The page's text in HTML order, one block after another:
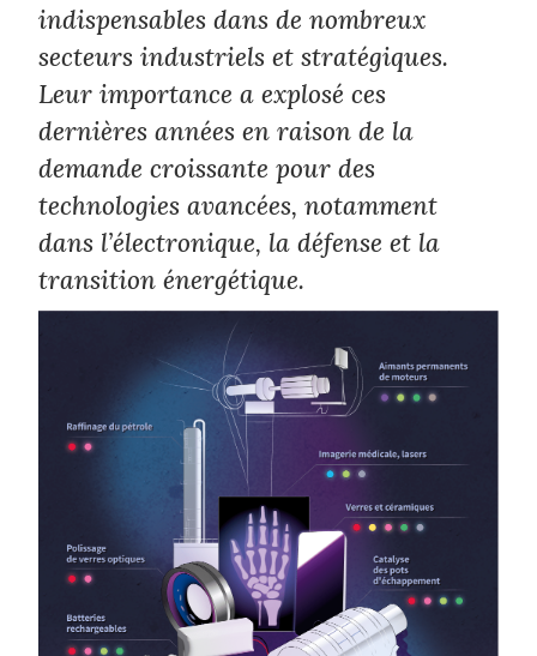
indispensables dans de nombreux
secteurs industriels et stratégiques.
Leur importance a explosé ces
dernières années en raison de la
demande croissante pour des
technologies avancées, notamment
dans l’électronique, la défense et la
transition énergétique.